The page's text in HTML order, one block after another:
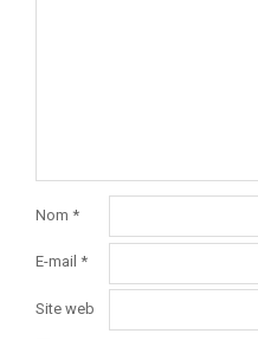
Nom *
E-mail *
Site web